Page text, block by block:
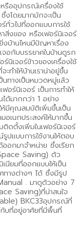
รืออุปกรณ์เครื่องใช้
งโดยมากมักจะเป็น
ทั่วไปที่ออกแบบการใช้
สิ่งของ หรือเฟอร์นิเจอร์
บ้านไหนมีปัญหาเรื่อง
อกับบรรยาศในบ้านดูรก
นิเจอร์ข้าวของเครื่องใช้
ำให้บ้านเราน่าอยู่ขึ้น
นทางเป็นหมวดหมู่แล้ว
ร์นิเจอร์ เป็นการทำให้
ได้มากกว่า 1 อย่าง
ห้มีคุณสมบัติเพิ่มขึ้นเป็น
เนกประสงค์ให้มากขึ้น
ดตั้งเพิ่มในเฟอร์นิเจอร์
ปแบบการใช้งานให้ตอบ
อกมาจำหน่าย ซึ่งเรียก
Saving) ตัว
นียมที่ออกแบบให้เป็น
างต่างๆ ได้ ซึ่งมีรูป
. มาดูตัวอย่าง 7
Saving)ที่น่าสนใจ
BKC33อุปกรณ์ที่
กับที่อยู่อาศัยที่มีพื้นที่